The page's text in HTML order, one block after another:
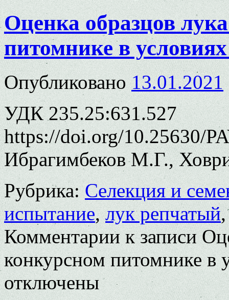
Оценка образцов
питомнике в
Опубликовано 13.01.2021
УДК 235.25:631.527
https://doi.org/10.25630/
Ибрагимбеков М.Г.,
Рубрика: Селекция и
испытание,лук репчатый
Комментариик записи
конкурсном питомнике в
отключены